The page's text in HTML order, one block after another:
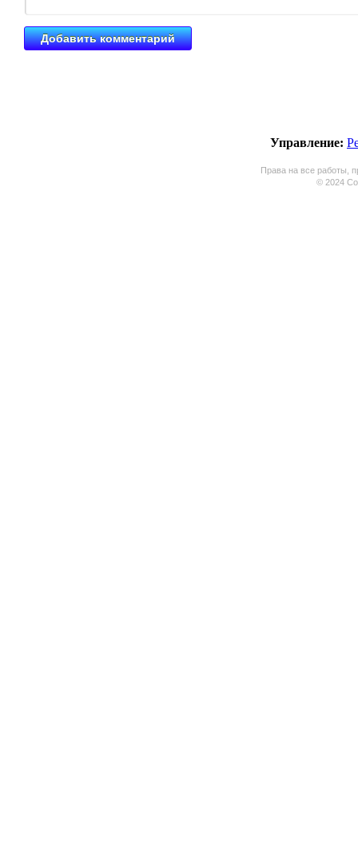
Управление:
Права на все работы,
© 2024